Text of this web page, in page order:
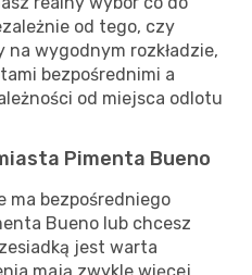
od tego, czy
na wygodnym rozkładzie,
bezpośrednimi a
od miejsca odlotu
Pimenta Bueno
ma bezpośredniego
Bueno lub chcesz
jest warta